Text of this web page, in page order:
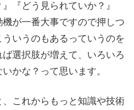
『どう見られていか？』
機が一番大事ですので押しつ
いうのもあるっていうのを
選択肢が増えて、いろいろ
かな？って思います。
これからもっと知識や技術